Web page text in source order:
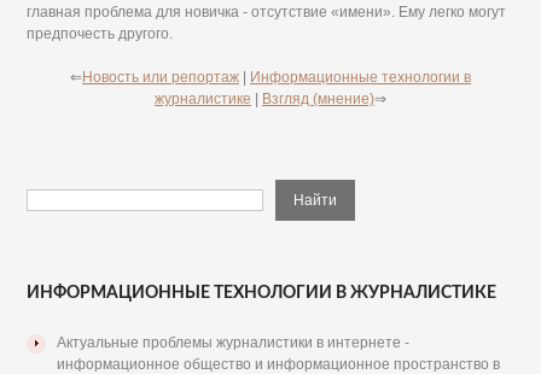
главная проблема для новичка - отсутствие «имени». Ему легко могут
предпочесть другого.
⇐Новость или репортаж
Информационные технологии в
журналистике
Взгляд (мнение)⇒
ИНФОРМАЦИОННЫЕ ТЕХНОЛОГИИ В ЖУРНАЛИСТИКЕ
Актуальные проблемы журналистики в интернете -
информационное общество и информационное пространство в